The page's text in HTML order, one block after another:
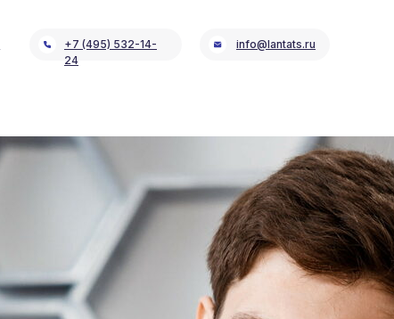
+7 (495) 532-14-
24
info@lantats.ru